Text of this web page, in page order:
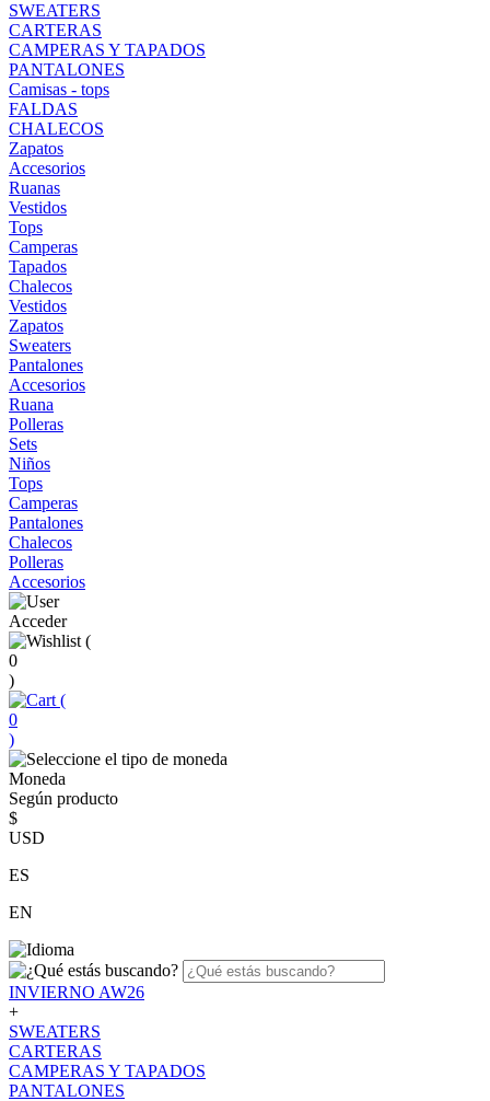
SWEATERS
CARTERAS
CAMPERAS Y TAPADOS
PANTALONES
Camisas - tops
FALDAS
CHALECOS
Zapatos
Accesorios
Ruanas
Vestidos
Tops
Camperas
Tapados
Chalecos
Vestidos
Zapatos
Sweaters
Pantalones
Accesorios
Ruana
Polleras
Sets
Niños
Tops
Camperas
Pantalones
Chalecos
Polleras
Accesorios
Acceder
(
0
)
(
0
)
Moneda
Según producto
$
USD
ES
EN
INVIERNO AW26
+
SWEATERS
CARTERAS
CAMPERAS Y TAPADOS
PANTALONES